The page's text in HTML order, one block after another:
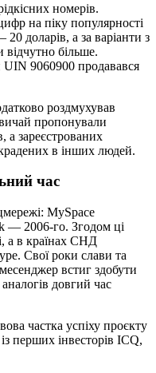
номерів.
на піку популярності
доларів, а за варіанти з
більше.
9060900 продавався
роздмухував
пропонували
а зареєстрованих
в інших людей.
час
MySpace
— 2006-го. Згодом ці
а в країнах СНД
Свої роки слави та
встиг здобути
довгий час
частка успіху проєкту
перших інвесторів ICQ,